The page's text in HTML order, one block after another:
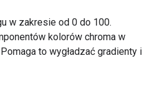
w zakresie od 0 do 100.
kolorów chroma w
to wygładzać gradienty i